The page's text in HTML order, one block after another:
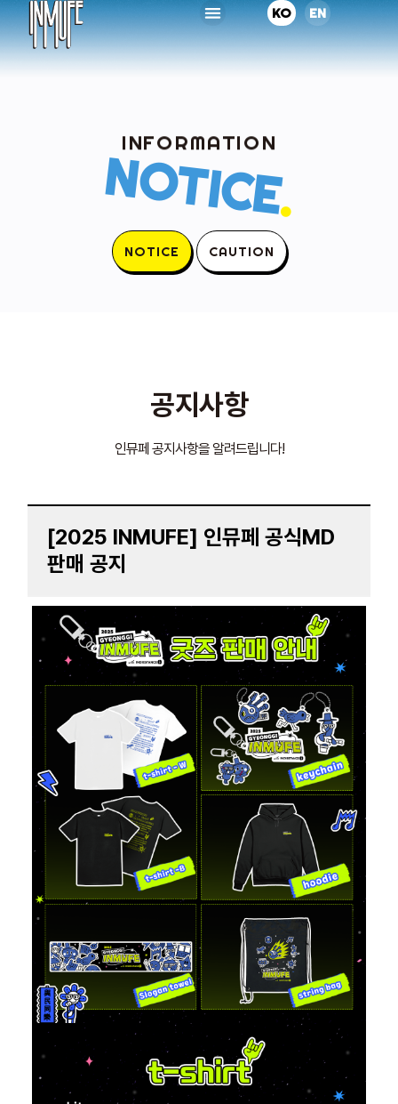
KO EN
INFORMATION
NOTICE.
NOTICE CAUTION
공지사항
인뮤페 공지사항을 알려드립니다!
[2025 INMUFE] 인뮤페 공식MD
판매 공지